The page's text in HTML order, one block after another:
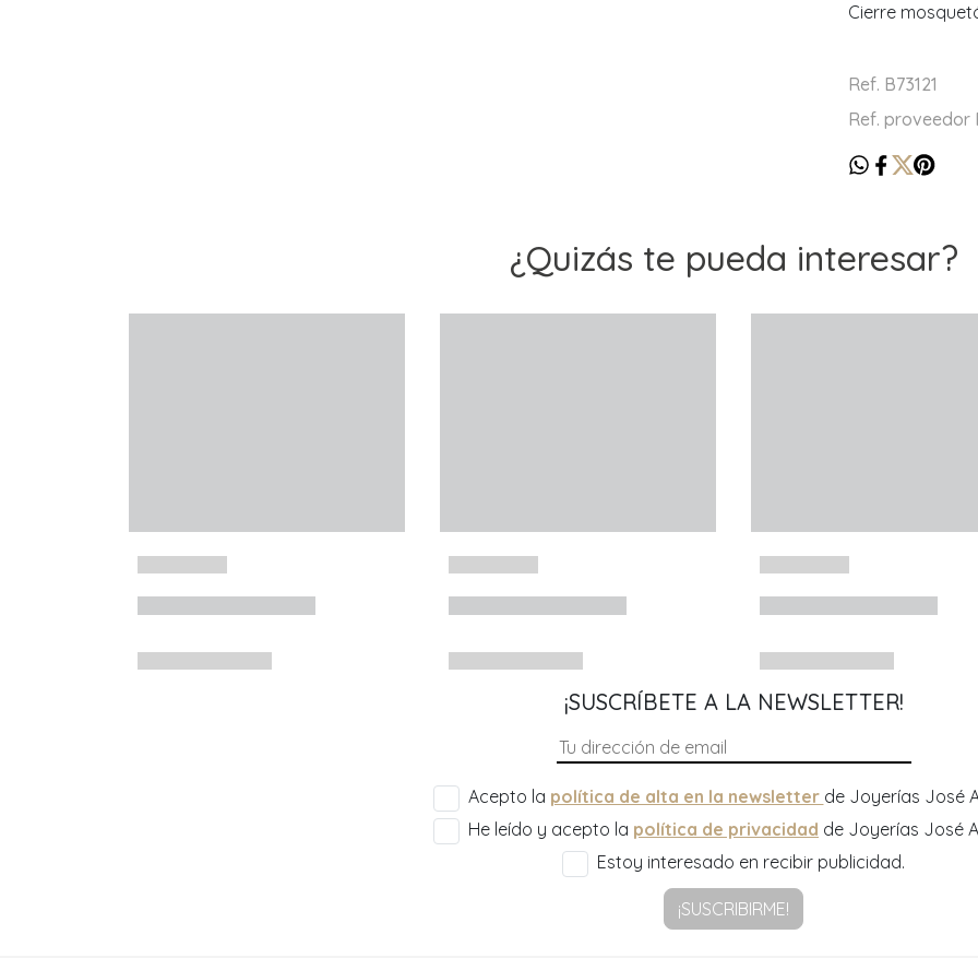
Cierre
Ref. B73121
Ref. proveedor
¿Quizás te pueda interesar?
¡SUSCRÍBETE A LA NEWSLETTER!
Acepto la política de alta en la newsletter de Joyerías José
He leído y acepto la política de privacidad de Joyerías José
Estoy interesado en recibir publicidad.
¡SUSCRIBIRME!